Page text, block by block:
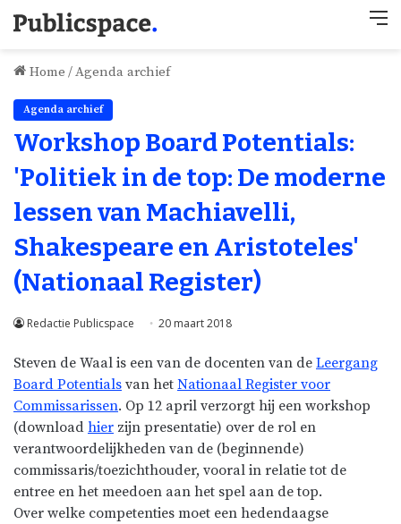
Home /Agenda archief
Agenda archief
Workshop Board Potentials:
'Politiek in de top: De moderne
lessen van Machiavelli,
Shakespeare en Aristoteles'
(Nationaal Register)
Redactie Publicspace 20 maart 2018
Steven de Waal is een van de docenten van de Leergang
Board Potentials van het Nationaal Register voor
Commissarissen. Op 12 april verzorgt hij een workshop
(download hier zijn presentatie) over de rol en
verantwoordelijkheden van de (beginnende)
commissaris/toezichthouder, vooral in relatie tot de
entree en het meedoen aan het spel aan de top.
Over welke competenties moet een hedendaagse